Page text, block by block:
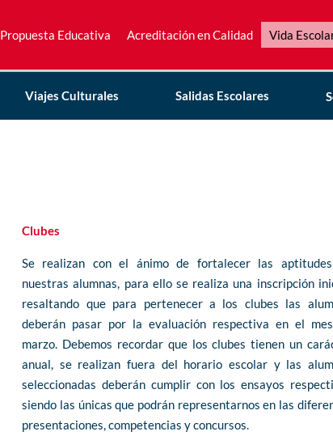
Propuesta Educativa Acreditación en Calidad Vida
Propuesta Educativa Acreditación en Calidad Vida
Viajes Culturales Salidas Escolares
Clubes
Se realizan con el ánimo de fortalecer las
nuestras alumnas, para ello se realiza una inscripción
resaltando que para pertenecer a los clubes las
deberán pasar por la evaluación respectiva en el
marzo. Debemos recordar que los clubes tienen un
anual, se realizan fuera del horario escolar y las
seleccionadas deberán cumplir con los ensayos
siendo las únicas que podrán representarnos en las
presentaciones, competencias y concursos.